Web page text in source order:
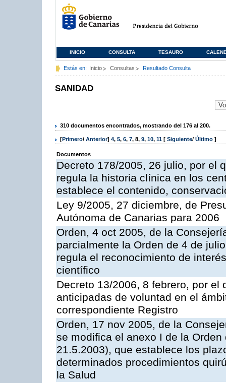
INICIO CONSULTA TESAURO
Estás en: Inicio Consultas Resultado Consulta
SANIDAD
310 documentos encontrados, mostrando del 176 al 200.
[Primero/ Anterior] 4, 5, 6, 7, 8, 9, 10, 11 [ Siguiente/ Último ]
Documentos
Decreto 178/2005, 26 julio, por el
regula la historia clínica en los
establece el contenido,
Ley 9/2005, 27 diciembre, de
Autónoma de Canarias para 2006
Orden, 4 oct 2005, de la
parcialmente la Orden de 4 de
regula el reconocimiento de
científico
Decreto 13/2006, 8 febrero, por
anticipadas de voluntad en el
correspondiente Registro
Orden, 17 nov 2005, de la
se modifica el anexo I de la
21.5.2003), que establece los
determinados procedimientos
la Salud